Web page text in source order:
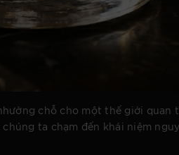
chỗ cho một thế giới quan
ta chạm đến khái niệm